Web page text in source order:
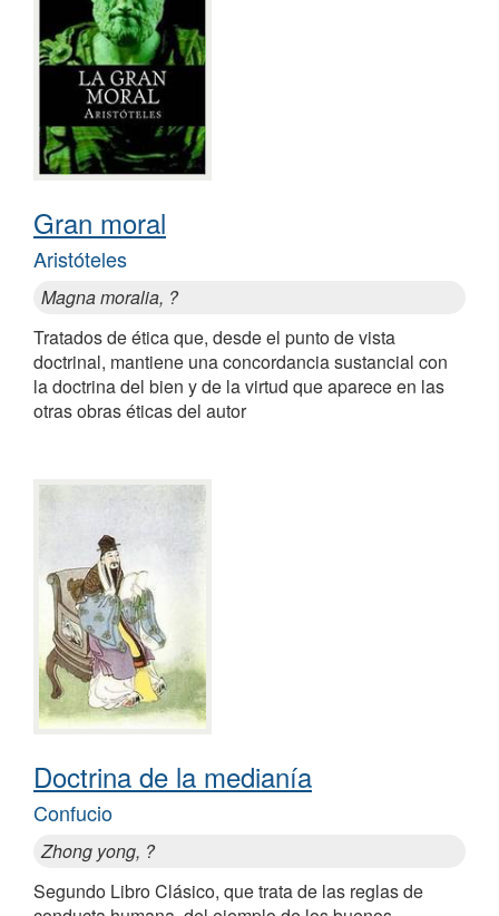
Gran moral
Aristóteles
Magna moralia, ?
Tratados de ética que, desde el punto de vista
doctrinal, mantiene una concordancia sustancial con
la doctrina del bien y de la virtud que aparece en las
otras obras éticas del autor
Doctrina de la medianía
Confucio
Zhong yong, ?
Segundo Libro Clásico, que trata de las reglas de